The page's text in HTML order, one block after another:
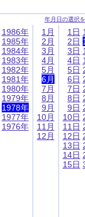
年月日の選択
1986年
1985年
1984年
1983年
1982年
1981年
1980年
1979年
1978年
1977年
1976年
1月
2月
3月
4月
5月
6月
7月
8月
9月
10月
11月
12月
1日
2日
3日
4日
5日
6日
7日
8日
9日
10日
11日
12日
13日
14日
15日